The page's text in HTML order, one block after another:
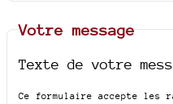
Votre message
Texte de votre
Ce formulaire accepte les